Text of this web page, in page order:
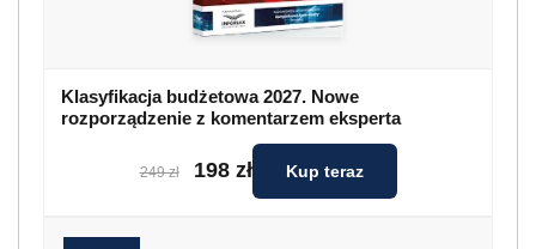
Klasyfikacja budżetowa 2027. Nowe
rozporządzenie z komentarzem eksperta
249 zł 198 zł Kup teraz